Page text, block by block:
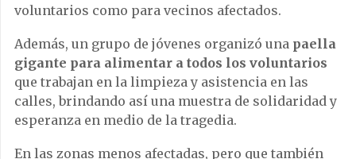
voluntarios como para vecinos afectados.
Además, un grupo de jóvenes organizó una paella
gigante para alimentar a todos los voluntarios
que trabajan en la limpieza y asistencia en las
calles, brindando así una muestra de solidaridad y
esperanza en medio de la tragedia.
En las zonas menos afectadas, pero que también